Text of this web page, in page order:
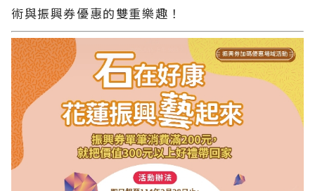
術與振興券優惠的雙重樂趣！